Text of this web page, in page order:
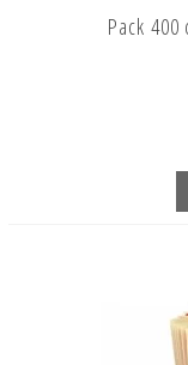
Pack